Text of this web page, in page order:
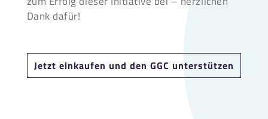
Dank dafür!
Jetzt einkaufen und den GGC unterstützen